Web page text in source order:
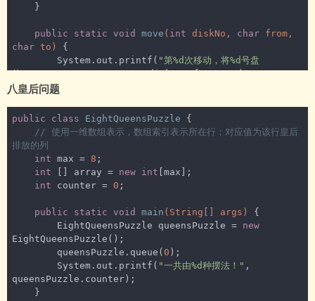
            }
if (run(map, i, j +
)) {
return true;
            }
else if(run(map, i - 1, j)) {
return
true;
            }
else
return
true;
            }
else {
                map[i][j] =
3;
return
            }
return
false ;
public static void move ( int diskNo, char
char to)
{
        System.out.printf(
"第%d次移动，将%d号盘
从%s→%s。\n", ++counter, diskNo, from, to);
    }
八皇后问题
public class EightQueensPuzzle
{
// 使用一维数组表示，数组索引表示所在行；对应值为该行皇后
排放的列
int max = 8 ;
int [] array = new int [max];
int counter = 0 ;
public static void main (String[] args)
{
        EightQueensPuzzle queensPuzzle =
new
EightQueensPuzzle();
        queensPuzzle.queue(
0 );
        System.out.printf(
"一共由%d种摆法！" ,
queensPuzzle.counter);